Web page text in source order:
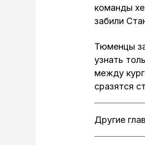
команды
забили
Тюменцы
узнать
между
сразятся
Другие